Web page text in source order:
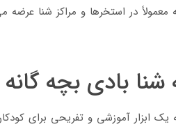
معمولاً در استخرها و مراکز شنا
بادی بچه گانه
یک ابزار آموزشی و تفریحی برای